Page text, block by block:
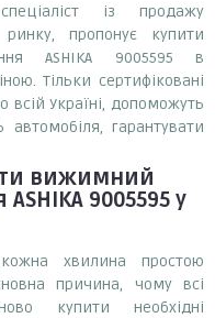
із продажу
пропонує купити
ASHIKA 9005595 в
Тільки сертифіковані
всій Україні, допоможуть
автомобіля, гарантувати
вижимний
9005595у
хвилина простою
причина, чому всі
купити необхідні